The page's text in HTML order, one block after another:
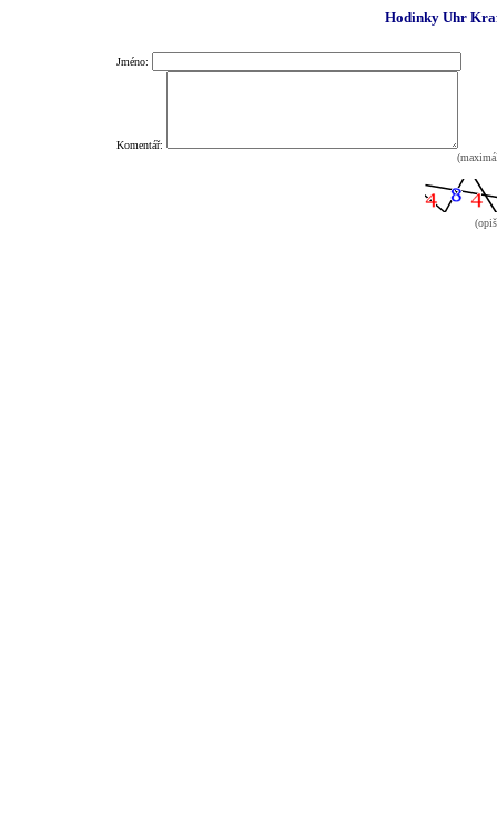
Hodinky Uhr
Jméno:
Komentář: